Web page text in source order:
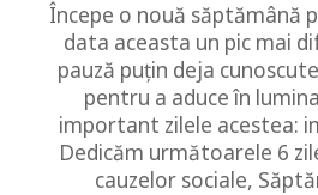
Începe o nouă săptămână
data aceasta un pic mai
pauză puțin deja
pentru a aduce în
important zilele acestea:
Dedicăm următoarele 6
cauzelor sociale,